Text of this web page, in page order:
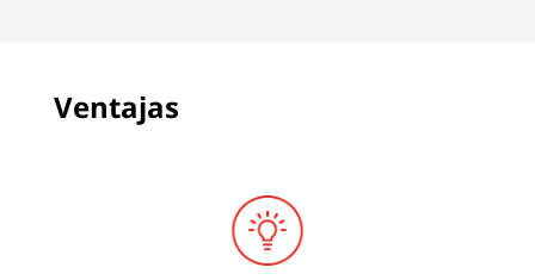
Ventajas